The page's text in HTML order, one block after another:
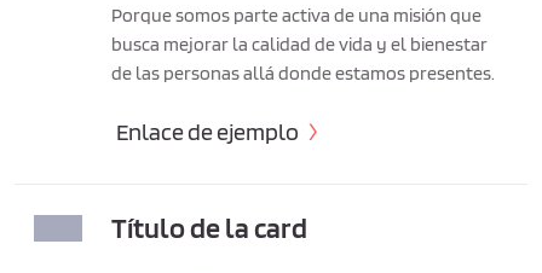
Porque somos parte activa de una misión que
busca mejorar la calidad de vida y el bienestar
de las personas allá donde estamos presentes.
Enlace de ejemplo
Título de la card